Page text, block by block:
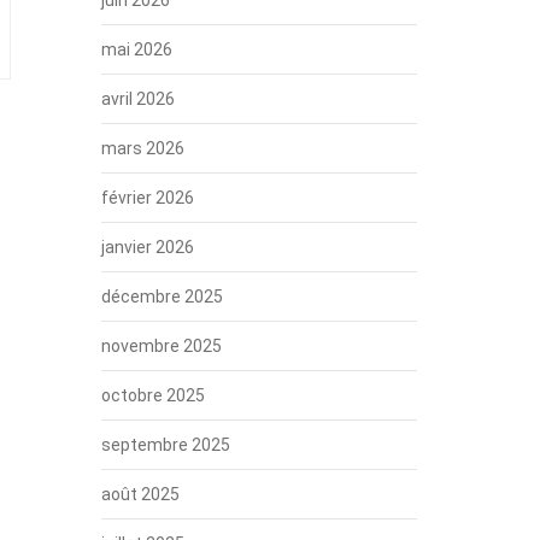
mai 2026
avril 2026
mars 2026
février 2026
janvier 2026
décembre 2025
novembre 2025
octobre 2025
septembre 2025
août 2025